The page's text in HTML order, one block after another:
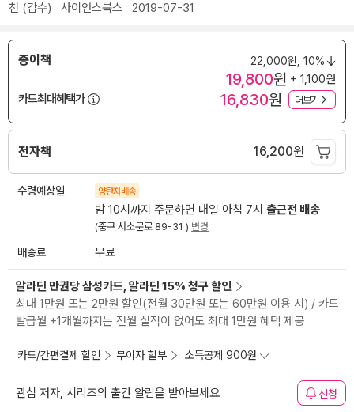
천 (감수) 사이언스북스 2019-07-31
종이책 22,000원, 10%
19,800원 + 1,100원
카드최대혜택가
16,830원 더보기
전자책 16,200원
수령예상일 양탄자배송
밤 10시까지 주문하면 내일 아침 7시 출근전 배송
(중구 서소문로 89-31 ) 변경
배송료 무료
알라딘 만권당 삼성카드, 알라딘 15% 청구 할인
최대 1만원 또는 2만원 할인(전월 30만원 또는 60만원 이용 시) / 카드
발급월 +1개월까지는 전월 실적이 없어도 최대 1만원 혜택 제공
카드/간편결제 할인 무이자 할부 소득공제 900원
관심 저자, 시리즈의 출간 알림을 받아보세요 신청